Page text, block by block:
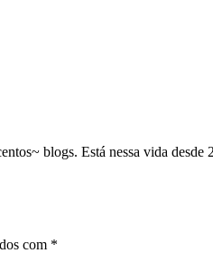
blogs. Está nessa vida
com *